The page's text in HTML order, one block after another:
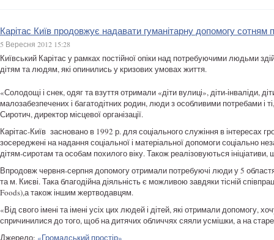
Карітас Київ продовжує надавати гуманітарну допомогу
5 Вересня 2012 15:28
Київський Карітас у рамках постійної опіки над потребуючими людьми
дітям та людям, які опинились у кризових умовах життя.
«Солодощі і снек, одяг та взуття отримали «діти вулиці», діти-інваліди,
малозабезпечених і багатодітних родин, люди з особливими потребами і
Сиротич, директор місцевої організації.
Карітас-Київ засновано в 1992 р. для соціального служіння в інтересах
зосереджені на надання соціальної і матеріальної допомоги соціально
дітям-сиротам та особам похилого віку. Також реалізовуються
Впродовж червня-серпня допомогу отримали потребуючі люди у 5
та м. Києві. Така благодійна діяльність є можливою завдяки тісній
Foods),а також іншим жертводавцям.
«Від свого імені та імені усіх цих людей і дітей, які отримали допомогу,
спричинилися до того, щоб на дитячих обличчях сяяли усмішки, а на
Джерело: «Громадський простір»